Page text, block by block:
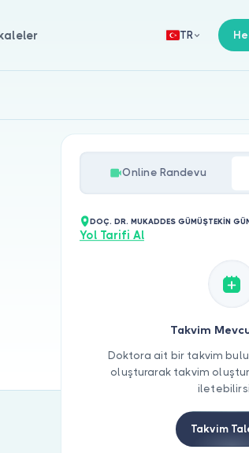
TR
Online Randevu
DOÇ. DR. MUKADDES GÜMÜŞTEKİN
Yol Tarifi Al
Takvim
Doktora ait bir takvim
oluşturarak takvim
Takvim